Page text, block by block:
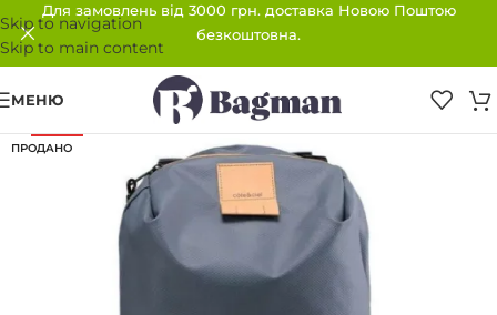
Skip to navigation
Skip to main content
Для замовлень від 3000 грн. доставка Новою Поштою
безкоштовна.
МЕНЮ
ПРОДАНО